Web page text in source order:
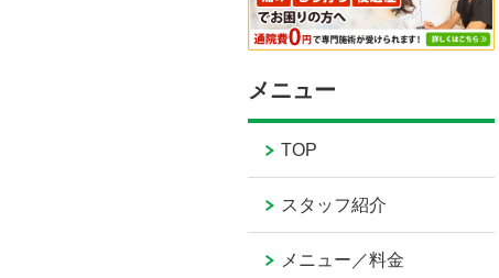
メニュー
TOP
スタッフ紹介
メニュー／料金